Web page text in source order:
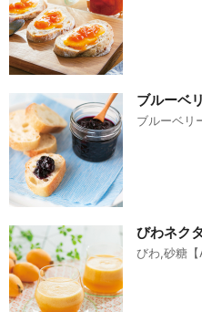
ブルーベ
ブルーベリ
びわネク
びわ,砂糖【